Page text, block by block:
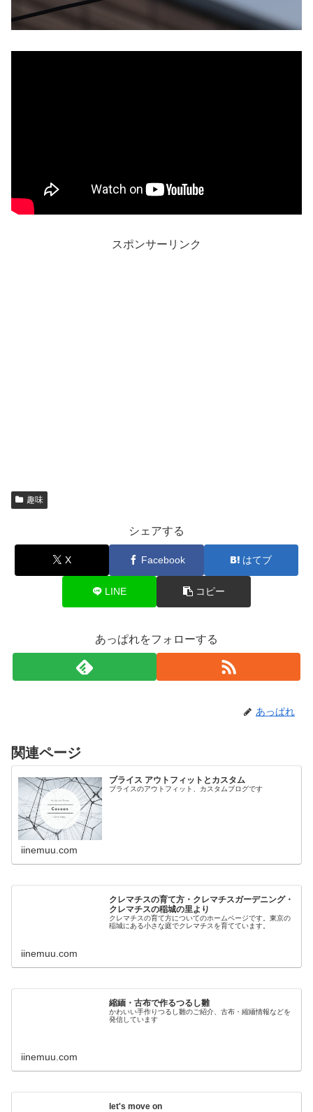
スポンサーリンク
趣味
シェアする
X Facebook はてブ
LINE コピー
あっぱれをフォローする
あっぱれ
関連ページ
ブライス アウトフィットとカスタム
ブライスのアウトフィット、カスタムブログです
iinemuu.com
クレマチスの育て方・クレマチスガーデニング・
クレマチスの稲城の里より
クレマチスの育て方についてのホームページです。東京の
稲城にある小さな庭でクレマチスを育てています。
iinemuu.com
縮緬・古布で作るつるし雛
かわいい手作りつるし雛のご紹介、古布・縮緬情報などを
発信しています
iinemuu.com
let's move on